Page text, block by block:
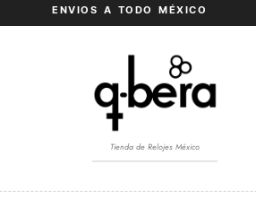
ENVIOS A TODO MÉXICO
Tienda de Relojes México